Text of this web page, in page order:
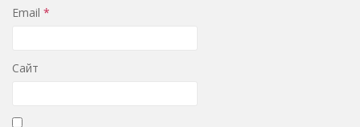
Email *
Сайт